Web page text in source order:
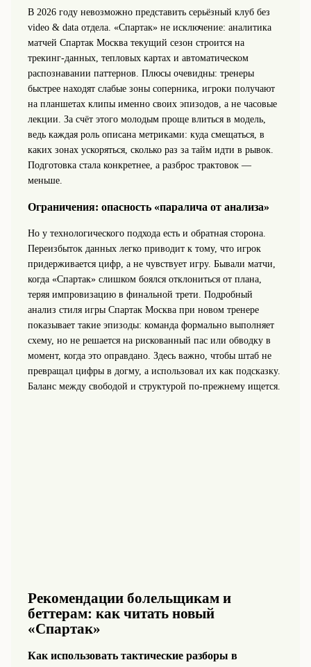
В 2026 году невозможно представить серьёзный клуб без
video & data отдела. «Спартак» не исключение: аналитика
матчей Спартак Москва текущий сезон строится на
трекинг-данных, тепловых картах и автоматическом
распознавании паттернов. Плюсы очевидны: тренеры
быстрее находят слабые зоны соперника, игроки получают
на планшетах клипы именно своих эпизодов, а не часовые
лекции. За счёт этого молодым проще влиться в модель,
ведь каждая роль описана метриками: куда смещаться, в
каких зонах ускоряться, сколько раз за тайм идти в рывок.
Подготовка стала конкретнее, а разброс трактовок —
меньше.
Ограничения: опасность «паралича от анализа»
Но у технологического подхода есть и обратная сторона.
Переизбыток данных легко приводит к тому, что игрок
придерживается цифр, а не чувствует игру. Бывали матчи,
когда «Спартак» слишком боялся отклониться от плана,
теряя импровизацию в финальной трети. Подробный
анализ стиля игры Спартак Москва при новом тренере
показывает такие эпизоды: команда формально выполняет
схему, но не решается на рискованный пас или обводку в
момент, когда это оправдано. Здесь важно, чтобы штаб не
превращал цифры в догму, а использовал их как подсказку.
Баланс между свободой и структурой по-прежнему ищется.
Рекомендации болельщикам и
беттерам: как читать новый
«Спартак»
Как использовать тактические разборы в